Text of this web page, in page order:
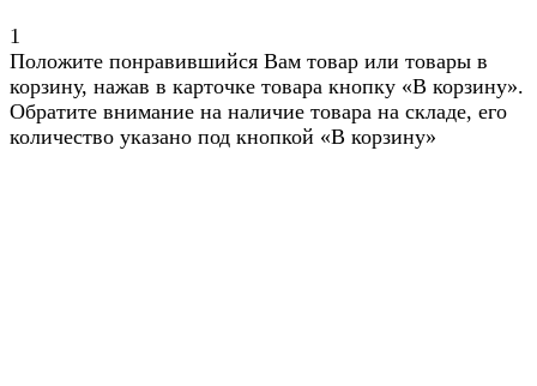
1
Положите понравившийся Вам товар или товары в
корзину, нажав в карточке товара кнопку «В корзину».
Обратите внимание на наличие товара на складе, его
количество указано под кнопкой «В корзину»